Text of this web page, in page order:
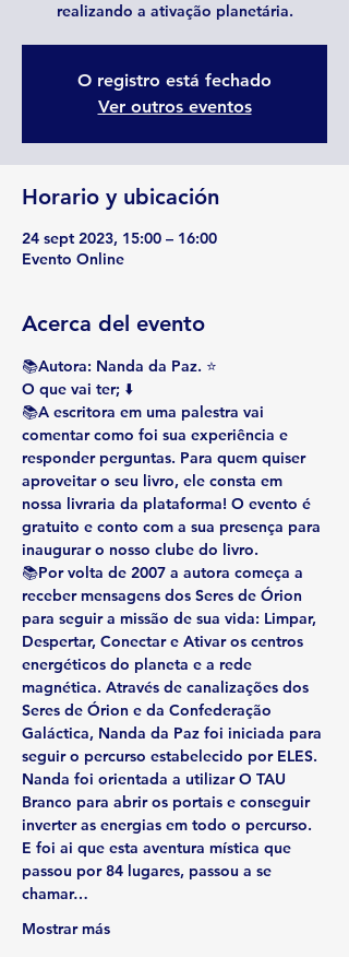
realizando a ativação planetária.
O registro está fechado
Ver outros eventos
Horario y ubicación
24 sept 2023, 15:00 – 16:00
Evento Online
Acerca del evento
📚Autora: Nanda da Paz. ⭐
O que vai ter; ⬇️
📚A escritora em uma palestra vai
comentar como foi sua experiência e
responder perguntas. Para quem quiser
aproveitar o seu livro, ele consta em
nossa livraria da plataforma! O evento é
gratuito e conto com a sua presença para
inaugurar o nosso clube do livro.
📚Por volta de 2007 a autora começa a
receber mensagens dos Seres de Órion
para seguir a missão de sua vida: Limpar,
Despertar, Conectar e Ativar os centros
energéticos do planeta e a rede
magnética. Através de canalizações dos
Seres de Órion e da Confederação
Galáctica, Nanda da Paz foi iniciada para
seguir o percurso estabelecido por ELES.
Nanda foi orientada a utilizar O TAU
Branco para abrir os portais e conseguir
inverter as energias em todo o percurso.
E foi ai que esta aventura mística que
passou por 84 lugares, passou a se
chamar…
Mostrar más